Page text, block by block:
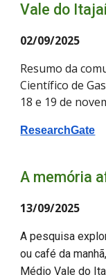
Vale do
02/09/2025
Resumo da
Científico de
18 e 19 de
ResearchGate
A memória
13/09/2025
A pesquisa
ou café da
Médio Vale do